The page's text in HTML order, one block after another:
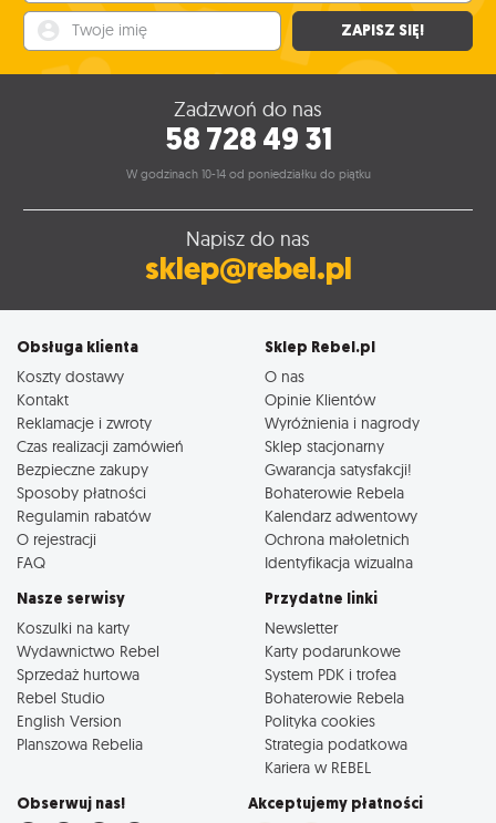
ZAPISZ SIĘ!
Zadzwoń do nas
58 728 49 31
W godzinach 10-14 od poniedziałku do piątku
Napisz do nas
sklep@rebel.pl
Obsługa klienta
Koszty dostawy
Kontakt
Reklamacje i zwroty
Czas realizacji zamówień
Bezpieczne zakupy
Sposoby płatności
Regulamin rabatów
O rejestracji
FAQ
Sklep Rebel.pl
O nas
Opinie Klientów
Wyróżnienia i nagrody
Sklep stacjonarny
Gwarancja satysfakcji!
Bohaterowie Rebela
Kalendarz adwentowy
Ochrona małoletnich
Identyfikacja wizualna
Nasze serwisy
Koszulki na karty
Wydawnictwo Rebel
Sprzedaż hurtowa
Rebel Studio
English Version
Planszowa Rebelia
Przydatne linki
Newsletter
Karty podarunkowe
System PDK i trofea
Bohaterowie Rebela
Polityka cookies
Strategia podatkowa
Kariera w REBEL
Obserwuj nas! Akceptujemy płatności